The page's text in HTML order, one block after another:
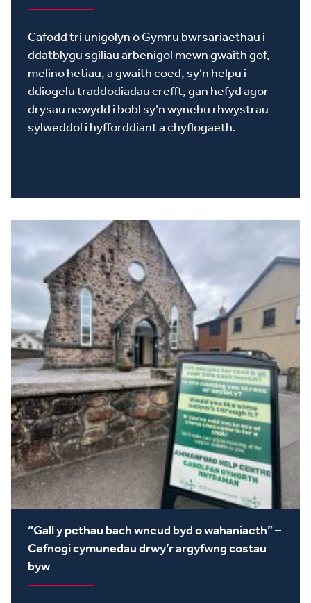
Cafodd tri unigolyn o Gymru bwrsariaethau i
ddatblygu sgiliau arbenigol mewn gwaith gof,
melino hetiau, a gwaith coed, sy’n helpu i
ddiogelu traddodiadau crefft, gan hefyd agor
drysau newydd i bobl sy’n wynebu rhwystrau
sylweddol i hyfforddiant a chyflogaeth.
“Gall y pethau bach wneud byd o wahaniaeth” –
Cefnogi cymunedau drwy’r argyfwng costau
byw